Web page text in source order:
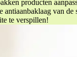
producten
van
te verspillen!